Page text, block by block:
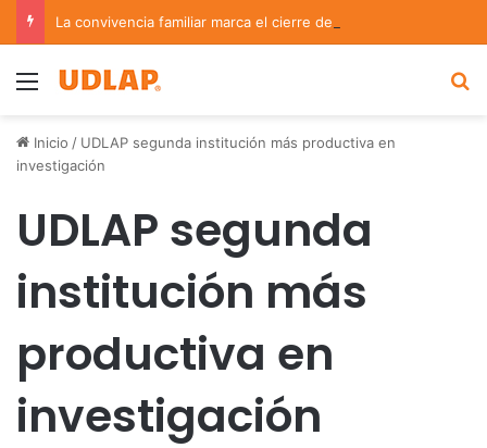
Menu
Inicio / UDLAP segunda institución más productiva en
investigación
UDLAP segunda
institución más
productiva en
investigación